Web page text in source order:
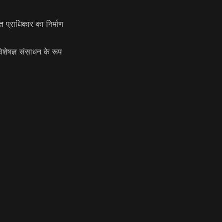
का निर्माण
संसाधन के रूप